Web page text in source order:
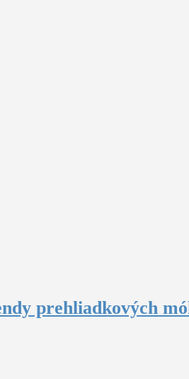
prehliadkových